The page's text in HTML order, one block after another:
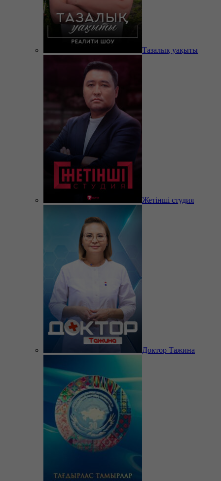
Тазалық уақыты
Жетінші студия
Доктор Тажина